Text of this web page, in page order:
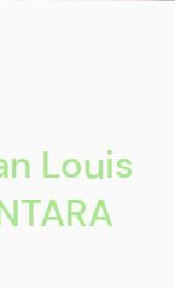
Louis